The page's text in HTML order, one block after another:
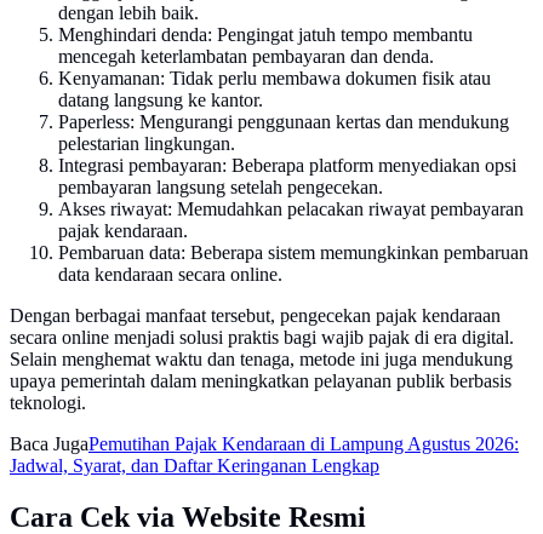
dengan lebih baik.
Menghindari denda: Pengingat jatuh tempo membantu
mencegah keterlambatan pembayaran dan denda.
Kenyamanan: Tidak perlu membawa dokumen fisik atau
datang langsung ke kantor.
Paperless: Mengurangi penggunaan kertas dan mendukung
pelestarian lingkungan.
Integrasi pembayaran: Beberapa platform menyediakan opsi
pembayaran langsung setelah pengecekan.
Akses riwayat: Memudahkan pelacakan riwayat pembayaran
pajak kendaraan.
Pembaruan data: Beberapa sistem memungkinkan pembaruan
data kendaraan secara online.
Dengan berbagai manfaat tersebut, pengecekan pajak kendaraan
secara online menjadi solusi praktis bagi wajib pajak di era digital.
Selain menghemat waktu dan tenaga, metode ini juga mendukung
upaya pemerintah dalam meningkatkan pelayanan publik berbasis
teknologi.
Baca JugaPemutihan Pajak Kendaraan di Lampung Agustus 2026:
Jadwal, Syarat, dan Daftar Keringanan Lengkap
Cara Cek via Website Resmi